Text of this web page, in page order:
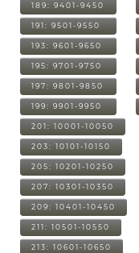
189: 9401-9450
191: 9501-9550
193: 9601-9650
195: 9701-9750
197: 9801-9850
199: 9901-9950
201: 10001-10050
203: 10101-10150
205: 10201-10250
207: 10301-10350
209: 10401-10450
211: 10501-10550
213: 10601-10650